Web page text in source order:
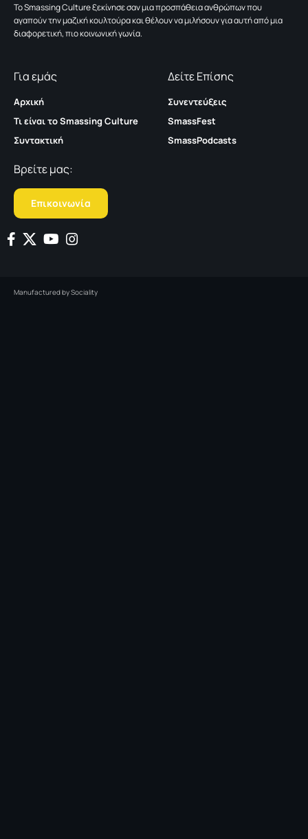
To Smassing Culture ξεκίνησε σαν μια προσπάθεια ανθρώπων που
αγαπούν την μαζική κουλτούρα και θέλουν να μιλήσουν για αυτή από μια
διαφορετική, πιο κοινωνική γωνία.
Για εμάς
Αρχική
Τι είναι το Smassing Culture
Συντακτική
Δείτε Επίσης
Συνεντεύξεις
SmassFest
SmassPodcasts
Βρείτε μας:
Επικοινωνία
Manufactured bySociality